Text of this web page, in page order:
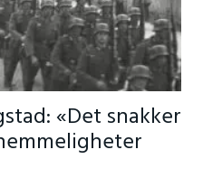
«Det snakker